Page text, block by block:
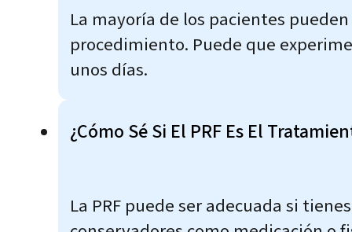
La mayoría de los pacientes
procedimiento. Puede que
unos días.
¿Cómo Sé Si El PRF Es El
La PRF puede ser adecuada si